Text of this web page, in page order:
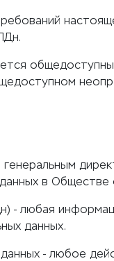
в
- любая
данных.
- любое